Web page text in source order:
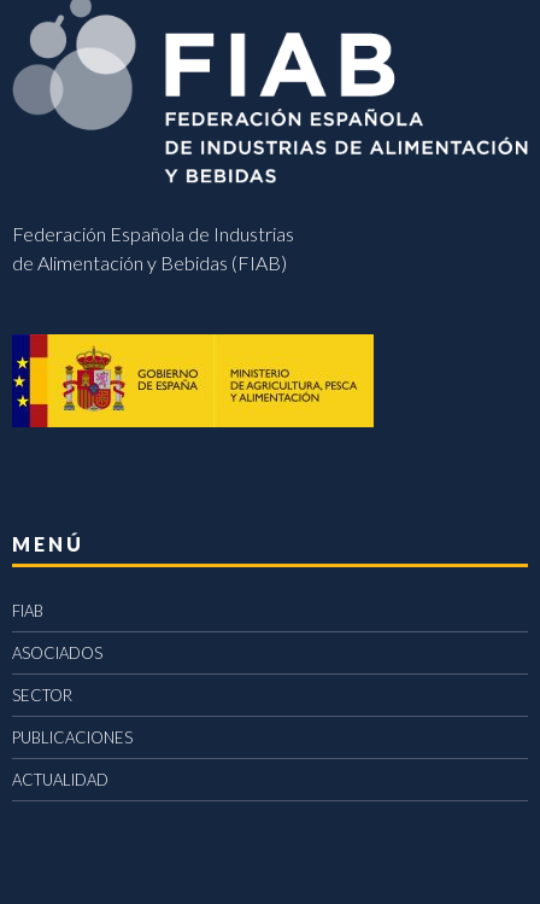
Federación Española de Industrias
de Alimentación y Bebidas (FIAB)
MENÚ
FIAB
ASOCIADOS
SECTOR
PUBLICACIONES
ACTUALIDAD